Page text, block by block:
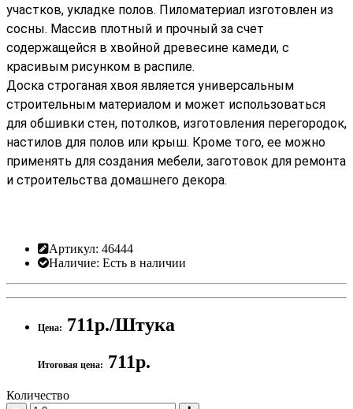
участков, укладке полов. Пиломатериал изготовлен из
сосны. Массив плотный и прочный за счет
содержащейся в хвойной древесине камеди, с
красивым рисунком в распиле.
Доска строганая хвоя является универсальным
строительным материалом и может использоваться
для обшивки стен, потолков, изготовления перегородок,
настилов для полов или крыш. Кроме того, ее можно
применять для создания мебели, заготовок для ремонта
и строительства домашнего декора.
Артикул: 46444
Наличие: Есть в наличии
Цена: 711р./Штука
Итоговая цена: 711р.
Количество